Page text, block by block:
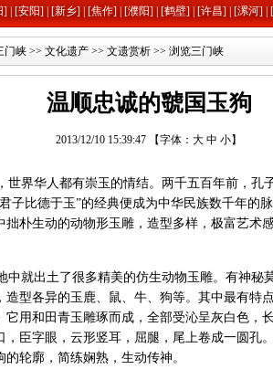
] [安阳] [新乡] [焦作] [濮阳] [鹤壁] [许昌] [漯河]
门峡 >> 文化遗产 >> 文遗赏析 >> 浏览三门峡
温顺忠诚的虢国玉狗
2013/12/10 15:39:47 【字体： 大 中 小】
界华人都有崇玉的情结。两千五百年前，孔
子比德于玉”的经典便成为中华民族数千年的
拙朴生动的动物形玉雕，造型多样，极富艺术
就出土了很多精美的仿生动物玉雕。有神秘
型各异的玉鹿、鼠、牛、狗等。其中最有特
用和田青玉雕琢而成，全部受沁呈灰白色，
臣字眼，云形竖耳，屈腿，尾上卷成一圆孔
轮廓，简练娴熟，生动传神。